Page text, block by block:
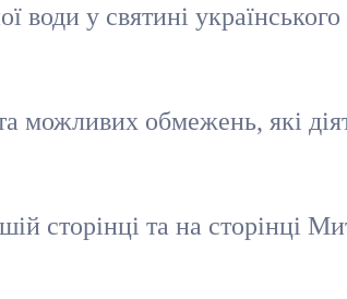
води у святині
можливих обмежень, які
сторінці та на сторінці